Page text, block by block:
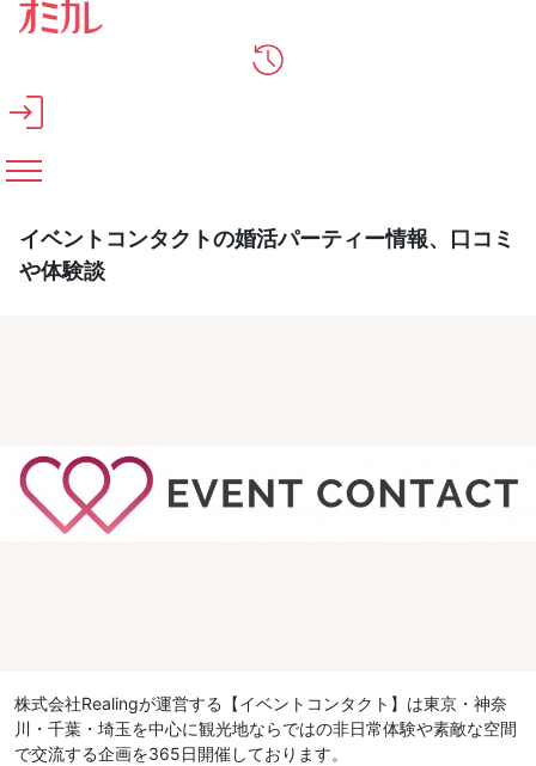
メインコンテンツへスキップ
イベントコンタクトの婚活パーティー情報、口コミ
や体験談
株式会社Realingが運営する【イベントコンタクト】は東京・神奈
川・千葉・埼玉を中心に観光地ならではの非日常体験や素敵な空間
で交流する企画を365日開催しております。